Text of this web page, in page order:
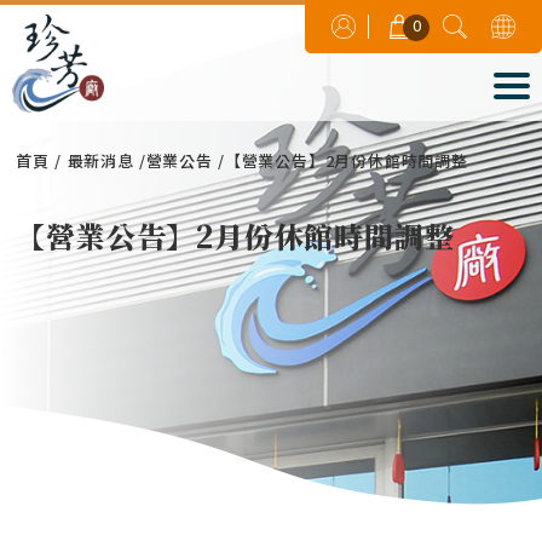
0
首頁 最新消息 營業公告 【營業公告】2月份休館時間調整
【營業公告】2月份休館時間調整